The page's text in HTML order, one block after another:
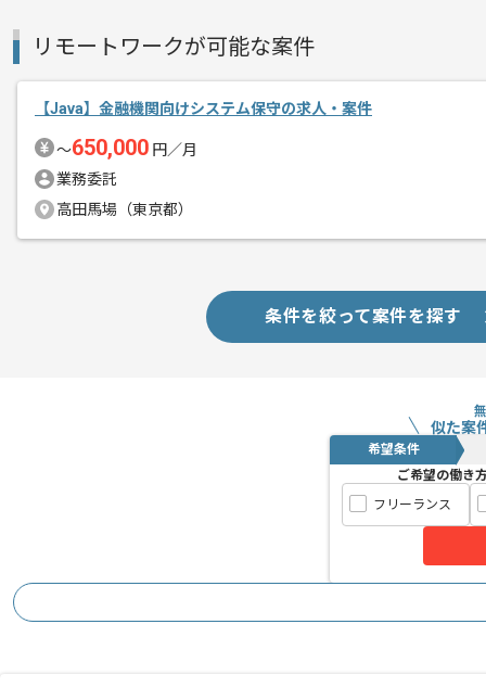
リモートワークが可能な案件
【Java】金融機関向けシステム保守の求人・案件
〜650,000 円／月
業務委託
高田馬場（東京都）
条件を絞って案件を探す
似た案
希望条件
ご希望の働き
フリーランス